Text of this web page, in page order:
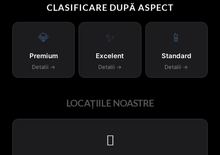
CLASIFICARE DUPĂ ASPECT
💎
Premium
Detalii →
✨
Excelent
Detalii →
📱
Standard
Detalii →
LOCAȚIILE NOASTRE
